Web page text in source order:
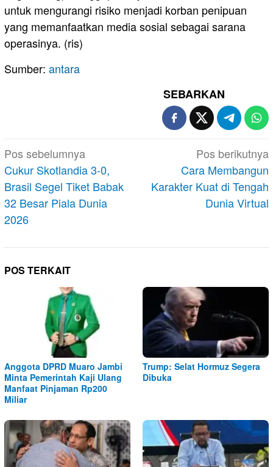
untuk mengurangi risiko menjadi korban penipuan
yang memanfaatkan media sosial sebagai sarana
operasinya. (ris)
Sumber: antara
SEBARKAN
Navigasi
pos
Pos sebelumnya
Cukur Skotlandia 3-0,
Brasil Segel Tiket Babak
32 Besar Piala Dunia
2026
Pos berikutnya
Cara Membangun
Karakter Kuat di Tengah
Dunia Virtual
POS TERKAIT
Anggota DPRD Muaro Jambi
Minta Pemerintah Kaji Ulang
Manfaat Pinjaman Rp200
Miliar
Trump: Selat Hormuz Segera
Dibuka